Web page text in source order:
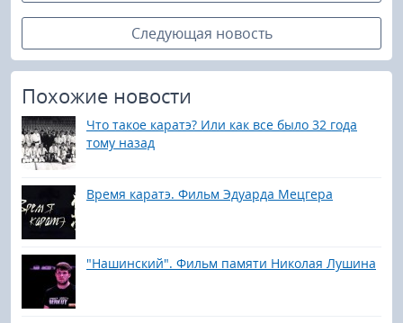
Следующая новость
Похожие новости
Что такое каратэ? Или как все было 32 года
тому назад
Время каратэ. Фильм Эдуарда Мецгера
"Нашинский". Фильм памяти Николая Лушина